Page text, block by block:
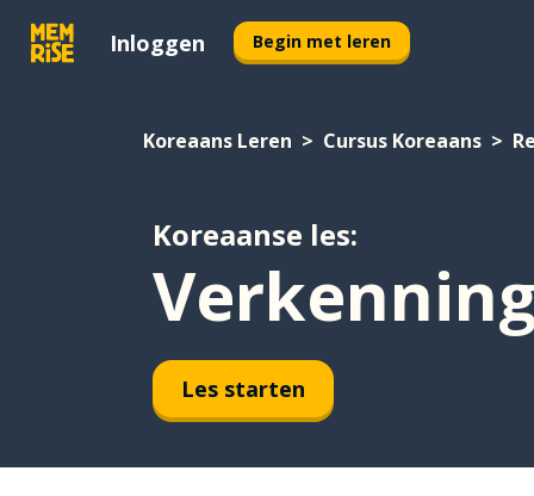
Inloggen Begin met leren
Koreaans Leren Cursus Koreaans
Koreaanse les:
Les starten